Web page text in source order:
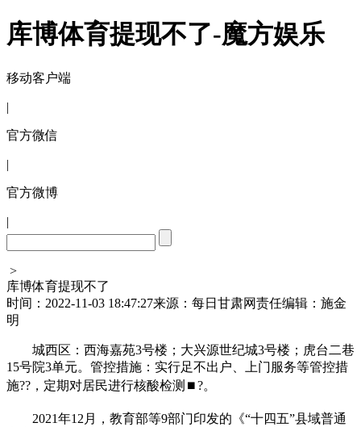
库博体育提现不了-魔方娱乐
移动客户端
|
官方微信
|
官方微博
|
>
库博体育提现不了
时间：2022-11-03 18:47:27来源：每日甘肃网责任编辑：施金
明
城西区：西海嘉苑3号楼；大兴源世纪城3号楼；虎台二巷
15号院3单元。管控措施：实行足不出户、上门服务等管控措
施??，定期对居民进行核酸检测⏹?。
2021年12月，教育部等9部门印发的《“十四五”县域普通